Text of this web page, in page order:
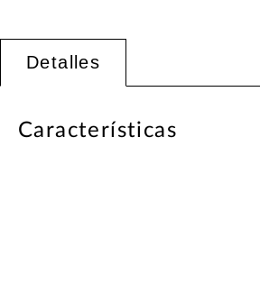
Detalles
Características